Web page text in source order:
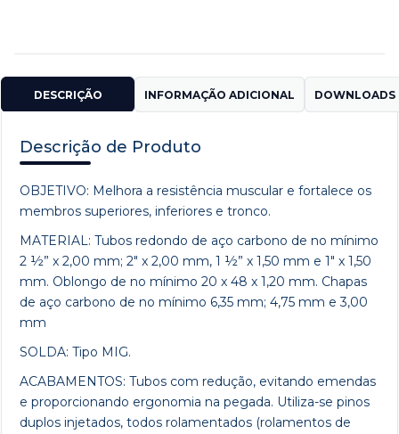
DESCRIÇÃO INFORMAÇÃO ADICIONAL DOWNLOADS
Descrição de Produto
OBJETIVO: Melhora a resistência muscular e fortalece os
membros superiores, inferiores e tronco.
MATERIAL: Tubos redondo de aço carbono de no mínimo
2 ½” x 2,00 mm; 2″ x 2,00 mm, 1 ½” x 1,50 mm e 1″ x 1,50
mm. Oblongo de no mínimo 20 x 48 x 1,20 mm. Chapas
de aço carbono de no mínimo 6,35 mm; 4,75 mm e 3,00
mm
SOLDA: Tipo MIG.
ACABAMENTOS: Tubos com redução, evitando emendas
e proporcionando ergonomia na pegada. Utiliza-se pinos
duplos injetados, todos rolamentados (rolamentos de